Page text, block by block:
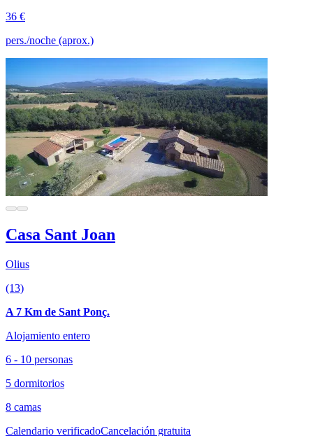
36 €
pers./noche (aprox.)
Casa Sant Joan
Olius
(13)
A 7 Km de Sant Ponç.
Alojamiento entero
6 - 10 personas
5 dormitorios
8 camas
Calendario verificadoCancelación gratuita